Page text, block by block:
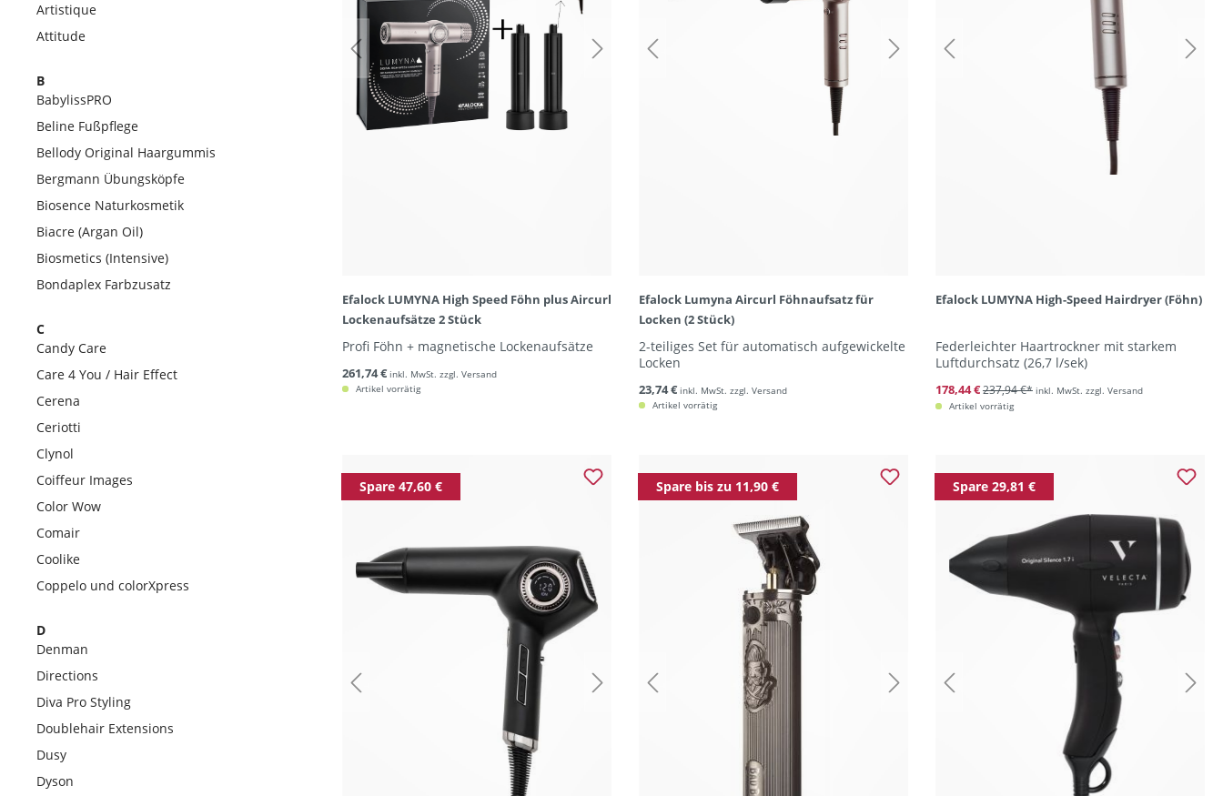
Artistique
Attitude
B
BabylissPRO
Beline Fußpflege
Bellody Original Haargummis
Bergmann Übungsköpfe
Biosence Naturkosmetik
Biacre (Argan Oil)
Biosmetics (Intensive)
Bondaplex Farbzusatz
C
Candy Care
Care 4 You / Hair Effect
Cerena
Ceriotti
Clynol
Coiffeur Images
Color Wow
Comair
Coolike
Coppelo und colorXpress
D
Denman
Directions
Diva Pro Styling
Doublehair Extensions
Dusy
Dyson
Efalock LUMYNA High Speed Föhn plus Aircurl
Lockenaufsätze 2 Stück
Profi Föhn + magnetische Lockenaufsätze
261,74 € inkl. MwSt. zzgl. Versand
Artikel vorrätig
Efalock Lumyna Aircurl Föhnaufsatz für
Locken (2 Stück)
2-teiliges Set für automatisch aufgewickelte
Locken
23,74 € inkl. MwSt. zzgl. Versand
Artikel vorrätig
Efalock LUMYNA High-Speed Hairdryer (Föhn)
Federleichter Haartrockner mit starkem
Luftdurchsatz (26,7 l/sek)
178,44 €237,94 €* inkl. MwSt. zzgl. Versand
Artikel vorrätig
Spare 47,60 € Spare bis zu 11,90 € Spare 29,81 €